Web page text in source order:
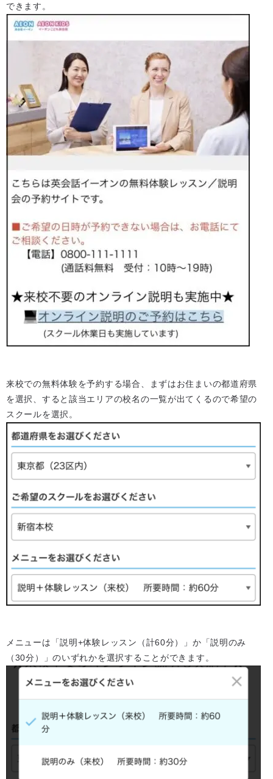
できます。
来校での無料体験を予約する場合、まずはお住まいの都道府県
を選択、すると該当エリアの校名の一覧が出てくるので希望の
スクールを選択。
メニューは「説明+体験レッスン（計60分）」か「説明のみ
（30分）」のいずれかを選択することができます。